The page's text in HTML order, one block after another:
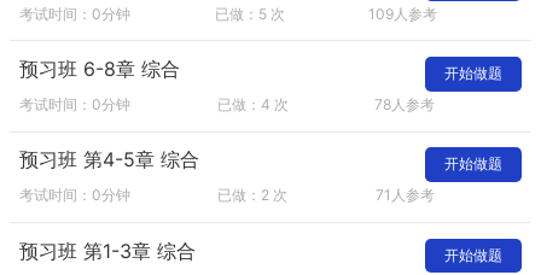
考试时间：0分钟 已做：5 次 109人参考
预习班 6-8章 综合
考试时间：0分钟 已做：4 次 78人参考
开始做题
预习班 第4-5章 综合
考试时间：0分钟 已做：2 次 71人参考
开始做题
预习班 第1-3章 综合 开始做题